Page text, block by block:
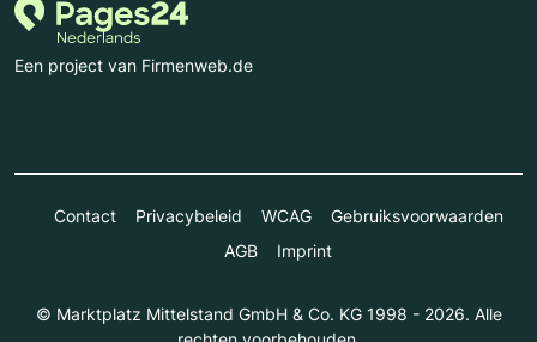
Een project van Firmenweb.de
Contact Privacybeleid WCAG
Gebruiksvoorwaarden
AGB
Imprint
© Marktplatz Mittelstand GmbH & Co. KG 1998 - 2026. Alle